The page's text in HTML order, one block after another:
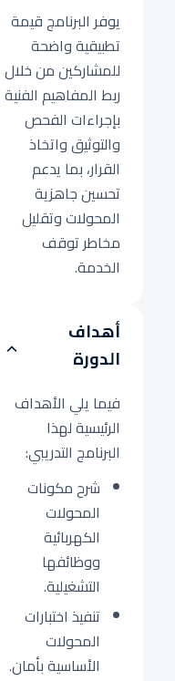
يوفر البرنامج قيمة
تطبيقية واضحة
للمشاركين من خلال
ربط المفاهيم الفنية
بإجراءات الفحص
والتوثيق واتخاذ
القرار، بما يدعم
تحسين جاهزية
المحولات وتقليل
مخاطر توقف
الخدمة.
أهداف
الدورة
فيما يلي الأهداف
الرئيسية لهذا
البرنامج التدريبي:
شرح مكونات
المحولات
الكهربائية
ووظائفها
التشغيلية.
تنفيذ اختبارات
المحولات
الأساسية بأمان.